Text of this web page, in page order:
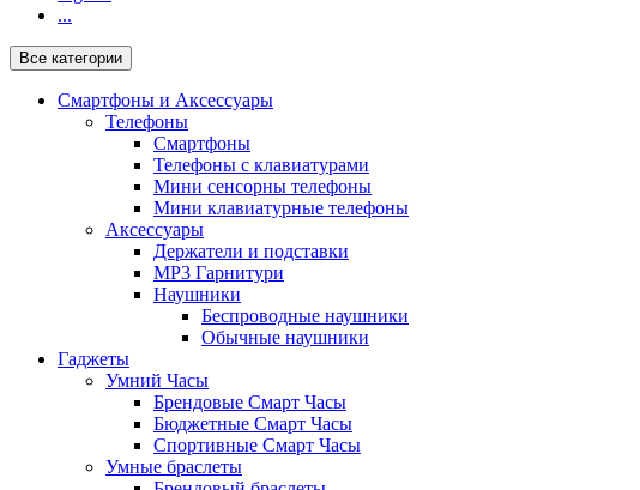
...
Все категории
Смартфоны и Аксессуары
Телефоны
Смартфоны
Телефоны с клавиатурами
Мини сенсорны телефоны
Мини клавиатурные телефоны
Аксессуары
Держатели и подставки
MP3 Гарнитури
Наушники
Беспроводные наушники
Обычные наушники
Гаджеты
Умний Часы
Брендовые Смарт Часы
Бюджетные Смарт Часы
Спортивные Смарт Часы
Умные браслеты